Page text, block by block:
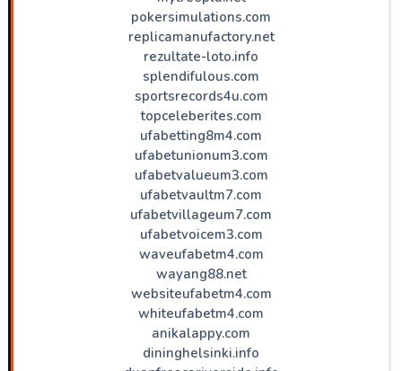
pokersimulations.com
replicamanufactory.net
rezultate-loto.info
splendifulous.com
sportsrecords4u.com
topceleberites.com
ufabetting8m4.com
ufabetunionum3.com
ufabetvalueum3.com
ufabetvaultm7.com
ufabetvillageum7.com
ufabetvoicem3.com
waveufabetm4.com
wayang88.net
websiteufabetm4.com
whiteufabetm4.com
anikalappy.com
dininghelsinki.info